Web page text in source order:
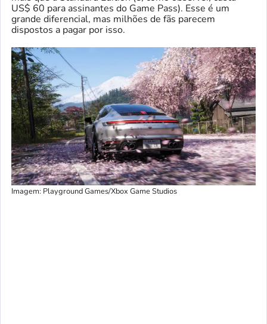
US$ 60 para assinantes do Game Pass). Esse é um
grande diferencial, mas milhões de fãs parecem
dispostos a pagar por isso.
Imagem: Playground Games/Xbox Game Studios